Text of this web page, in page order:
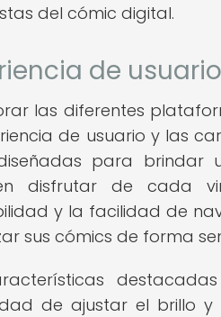
del cómic digital.
de
las diferentes
de usuario y las
para brindar
disfrutar de cada
y la facilidad de
sus cómics de forma
de ajustar el brillo